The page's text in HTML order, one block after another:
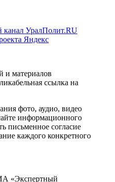
УралПолит.RU
Яндекс
и материалов
ссылка на
фото, аудио, видео
информационного
письменное согласие
каждого конкретного
«Экспертный